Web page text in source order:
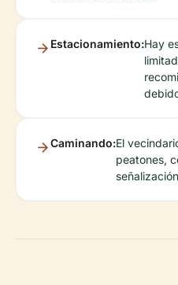
Estacionamiento:Hay
Caminando:El
peatones,